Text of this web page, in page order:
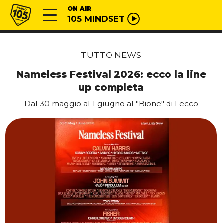
Vai al contenuto
Radio 105 ON AIR
105 MINDSET
TUTTO NEWS
Nameless Festival 2026: ecco la line
up completa
Dal 30 maggio al 1 giugno al "Bione" di Lecco